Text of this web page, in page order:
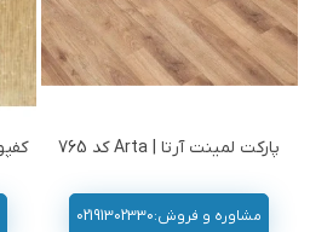
پارکت لمینت آرتا | Arta کد 765
مشاوره و فروش:02191302330